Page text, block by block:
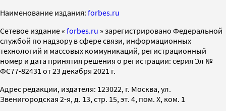
Наименование издания: forbes.ru
Cетевое издание « forbes.ru » зарегистрировано Федеральной
службой по надзору в сфере связи, информационных
технологий и массовых коммуникаций, регистрационный
номер и дата принятия решения о регистрации: серия Эл №
ФС77-82431 от 23 декабря 2021 г.
Адрес редакции, издателя: 123022, г. Москва, ул.
Звенигородская 2-я, д. 13, стр. 15, эт. 4, пом. X, ком. 1